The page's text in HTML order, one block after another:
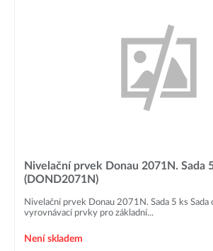
Nivelační prvek Donau 2071N. Sada
(DOND2071N)
Nivelační prvek Donau 2071N. Sada 5 ks Sada
vyrovnávací prvky pro základní...
Není skladem